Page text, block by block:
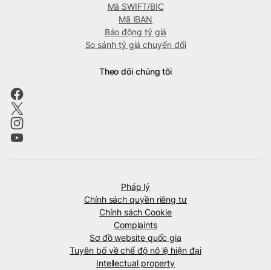
Mã SWIFT/BIC
Mã IBAN
Báo động tỷ giá
So sánh tỷ giá chuyển đổi
Theo dõi chúng tôi
Pháp lý
Chính sách quyền riêng tư
Chính sách Cookie
Complaints
Sơ đồ website quốc gia
Tuyên bố về chế độ nô lệ hiện đại
Intellectual property